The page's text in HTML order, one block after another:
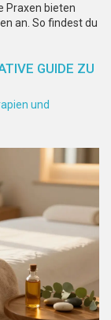
Praxen bieten
an. So findest du
GUIDE ZU
und